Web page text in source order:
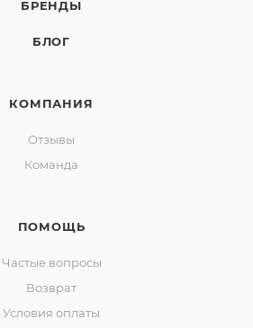
БРЕНДЫ
БЛОГ
КОМПАНИЯ
Отзывы
Команда
ПОМОЩЬ
Частые вопросы
Возврат
Условия оплаты